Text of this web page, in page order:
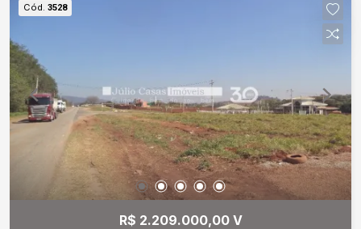
Cód. 3528
R$ 2.209.000,00 V